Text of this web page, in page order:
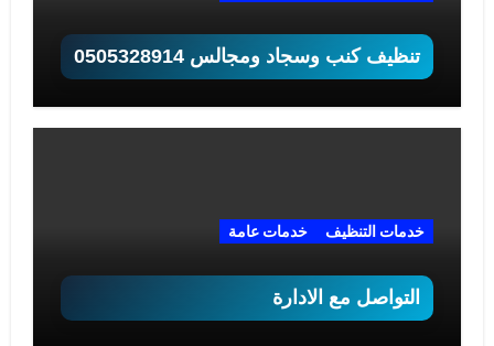
تنظيف كنب وسجاد ومجالس 0505328914
خدمات التنظيف خدمات عامة
التواصل مع الادارة